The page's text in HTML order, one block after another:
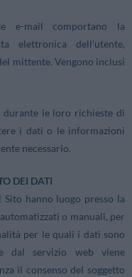
e-mail comportano la
elettronica dell'utente,
mittente. Vengono inclusi
le loro richieste di
i dati o le informazioni
necessario.
DEI DATI
hanno luogo presso la
o manuali, per
per le quali i dati sono
dal servizio web viene
il consenso del soggetto